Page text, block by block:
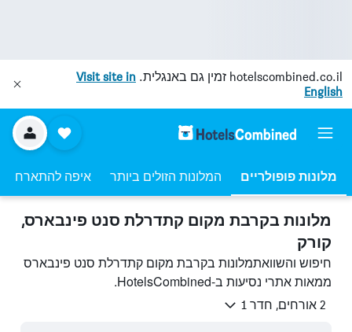
hotelscombined.co.il זמין גם באנגלית. Visit site in
English
מלונות פופולריים המלונות הזולים ביותר איפה להתארח
מלונות בקרבת מקום קתדרלת סנט פינבארס,
קורק
חיפוש והשוואתמלונות בקרבת מקום קתדרלת סנט פינבארס
ממאות אתרי נסיעות ב-HotelsCombined.
2 אורחים, חדר 1